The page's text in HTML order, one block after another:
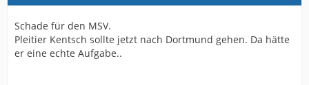
Schade für den MSV.
Pleitier Kentsch sollte jetzt nach Dortmund gehen. Da hätte
er eine echte Aufgabe..